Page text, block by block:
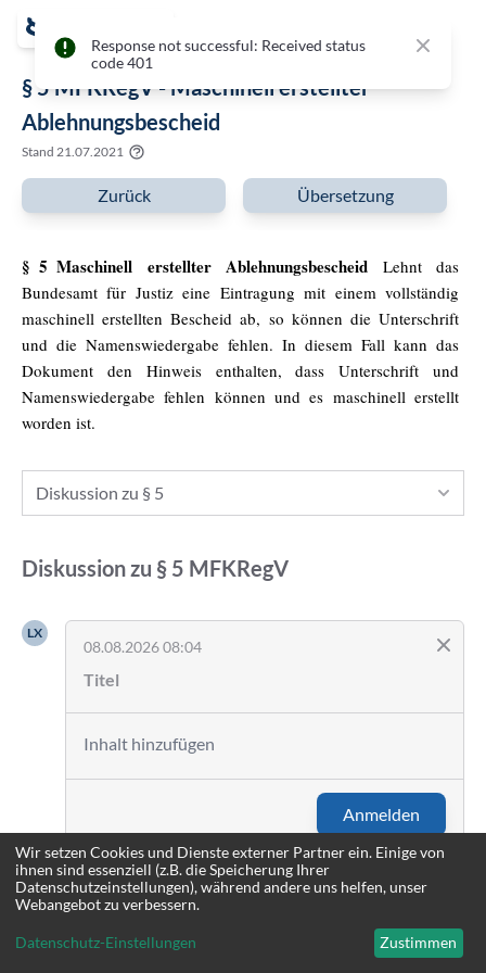
Response not successful: Received status
code 401
Close
§ 5 MFKRegV - Maschinell erstellter
Ablehnungsbescheid
Stand 21.07.2021
Zurück Übersetzung
§ 5 Maschinell erstellter Ablehnungsbescheid
Lehnt das
Bundesamt für Justiz eine Eintragung mit einem vollständig
maschinell erstellten Bescheid ab, so können die Unterschrift
und die Namenswiedergabe fehlen. In diesem Fall kann das
Dokument den Hinweis enthalten, dass Unterschrift und
Namenswiedergabe fehlen können und es maschinell erstellt
worden ist.
Diskussion zu § 5
Diskussion zu § 5 MFKRegV
LX
08.08.2026 08:04
Anmelden
Wir setzen Cookies und Dienste externer Partner ein. Einige von
ihnen sind essenziell (z.B. die Speicherung Ihrer
Datenschutzeinstellungen), während andere uns helfen, unser
Webangebot zu verbessern.
Datenschutz-Einstellungen Zustimmen